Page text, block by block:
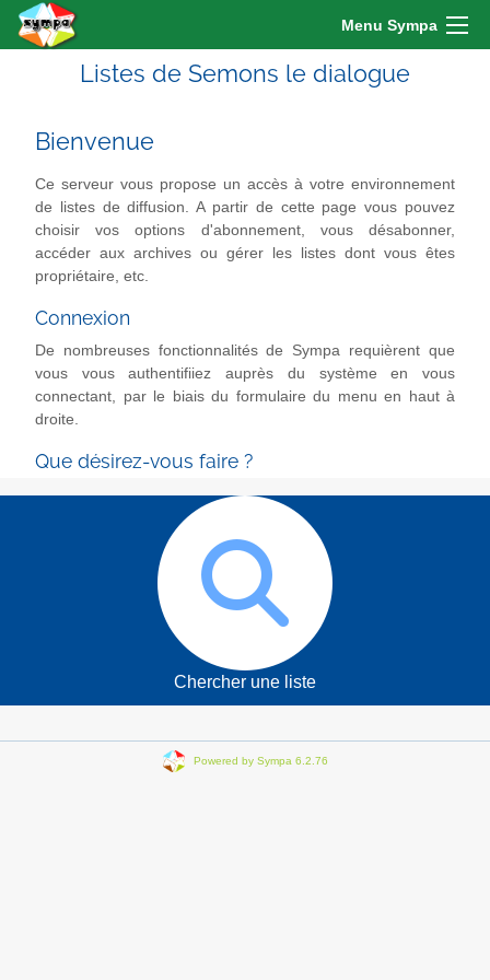
Menu Sympa
Listes de Semons le dialogue
Bienvenue
Ce serveur vous propose un accès à votre environnement
de listes de diffusion. A partir de cette page vous pouvez
choisir vos options d'abonnement, vous désabonner,
accéder aux archives ou gérer les listes dont vous êtes
propriétaire, etc.
Connexion
De nombreuses fonctionnalités de Sympa requièrent que
vous vous authentifiiez auprès du système en vous
connectant, par le biais du formulaire du menu en haut à
droite.
Que désirez-vous faire ?
Chercher une liste
Powered by Sympa 6.2.76